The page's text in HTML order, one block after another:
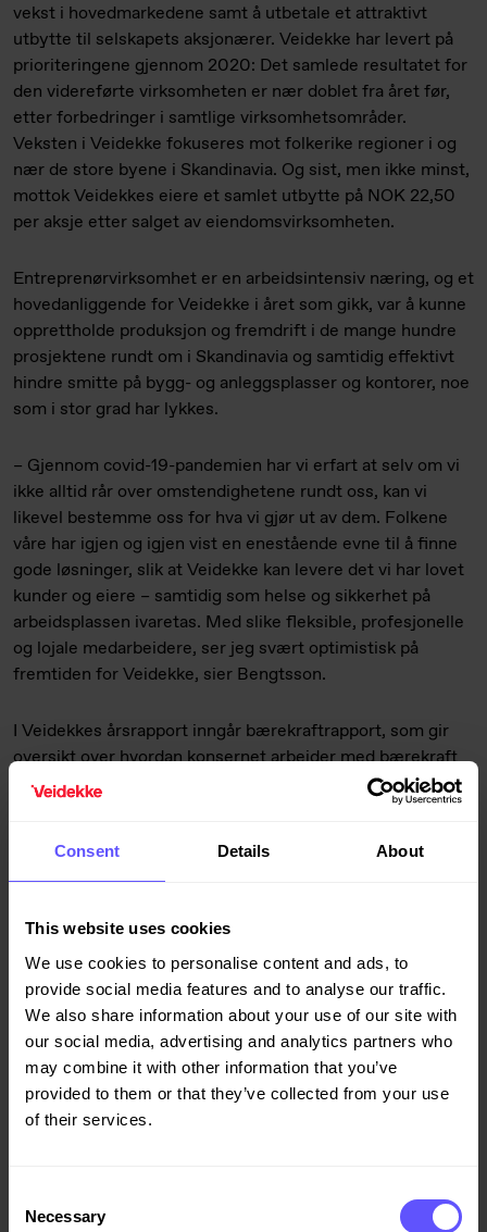
Consent Details About
This website uses cookies
We use cookies to personalise content and ads, to
provide social media features and to analyse our traffic.
We also share information about your use of our site with
our social media, advertising and analytics partners who
may combine it with other information that you’ve
provided to them or that they’ve collected from your use
of their services.
Selection
Necessary
vekst i hovedmarkedene samt å utbetale et attraktivt
utbytte til selskapets aksjonærer. Veidekke har levert på
prioriteringene gjennom 2020: Det samlede resultatet for
den videreførte virksomheten er nær doblet fra året før,
etter forbedringer i samtlige virksomhetsområder.
Veksten i Veidekke fokuseres mot folkerike regioner i og
nær de store byene i Skandinavia. Og sist, men ikke minst,
mottok Veidekkes eiere et samlet utbytte på NOK 22,50
per aksje etter salget av eiendomsvirksomheten.
Entreprenørvirksomhet er en arbeidsintensiv næring, og et
hovedanliggende for Veidekke i året som gikk, var å kunne
opprettholde produksjon og fremdrift i de mange hundre
prosjektene rundt om i Skandinavia og samtidig effektivt
hindre smitte på bygg- og anleggsplasser og kontorer, noe
som i stor grad har lykkes.
– Gjennom covid-19-pandemien har vi erfart at selv om vi
ikke alltid rår over omstendighetene rundt oss, kan vi
likevel bestemme oss for hva vi gjør ut av dem. Folkene
våre har igjen og igjen vist en enestående evne til å finne
gode løsninger, slik at Veidekke kan levere det vi har lovet
kunder og eiere – samtidig som helse og sikkerhet på
arbeidsplassen ivaretas. Med slike fleksible, profesjonelle
og lojale medarbeidere, ser jeg svært optimistisk på
fremtiden for Veidekke, sier Bengtsson.
I Veidekkes årsrapport inngår bærekraftrapport, som gir
oversikt over hvordan konsernet arbeider med bærekraft
gjennom særlig vesentlige temaer som helse og sikkerhet,
samfunnsutfordringer og bygge en bedre morgendag.
arbeidsliv, og bærekraftige løsninger er både nødvendige
forutsetninger for å lykkes som selskap på veien mot
lavutslippssamfunnet og en nøkkel til nye muligheter, sier
Jimmy Bengtsson.
Veidekke stiller seg bak FNs bærekraftmål, og bærekraft
integreres stadig tettere i konsernets strategier og
mål for klima og mangfold er også knyttet til